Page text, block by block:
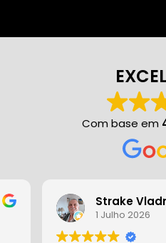
Com base em
Strake
1 Julho 2026